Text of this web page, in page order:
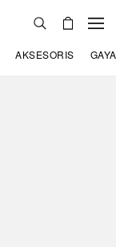
AKSESORIS